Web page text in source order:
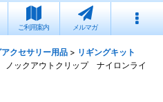
ご利用案内 メルマガ
クセサリー用品 > リギングキット
ノックアウトクリップ ナイロンライ